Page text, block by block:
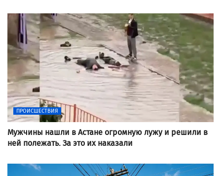
ПРОИСШЕСТВИЯ
Мужчины нашли в Астане огромную лужу и решили в
ней полежать. За это их наказали